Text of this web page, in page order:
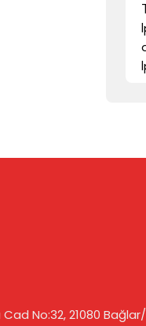
No:32, 21080 Bağlar/